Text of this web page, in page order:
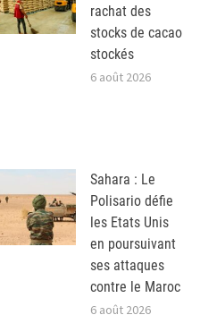
rachat des
stocks de cacao
stockés
6 août 2026
Sahara : Le
Polisario défie
les Etats Unis
en poursuivant
ses attaques
contre le Maroc
6 août 2026